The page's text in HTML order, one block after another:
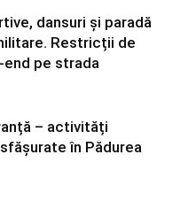
dansuri și paradă
Restricții de
pe strada
– activități
în Pădurea